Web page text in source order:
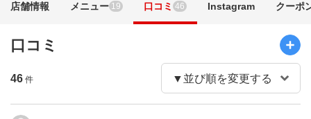
店舗情報 メニュー 19 口コミ 46 Instagram クーポ
口コミ
46 件